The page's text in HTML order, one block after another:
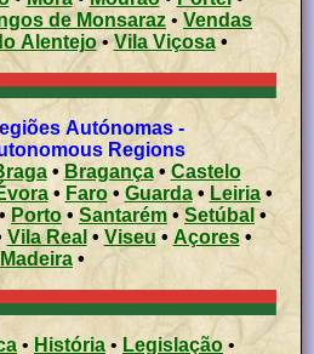
Reguengos de Monsaraz • Vendas
do Alentejo• Vila Viçosa•
-
Regions
• Bragança• Castelo
• Faro• Guarda• Leiria•
• Porto • Santarém • Setúbal•
Vila Real • Viseu• Açores •
Madeira •
• História • Legislação •